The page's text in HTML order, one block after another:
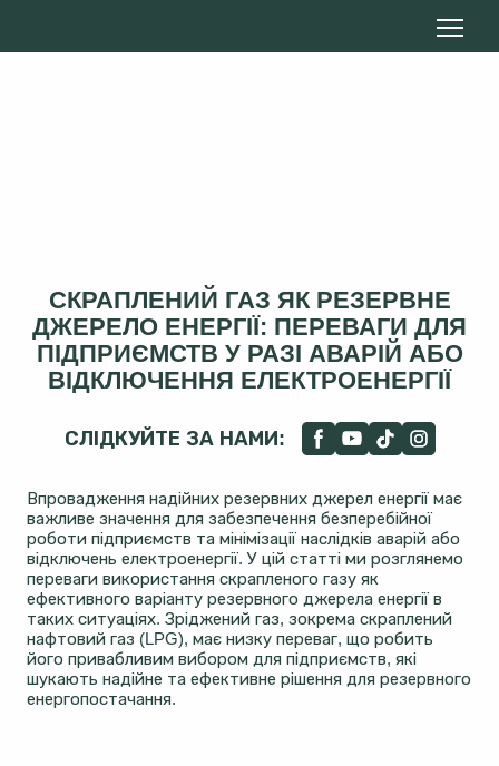
СКРАПЛЕНИЙ ГАЗ ЯК РЕЗЕРВНЕ
ДЖЕРЕЛО ЕНЕРГІЇ: ПЕРЕВАГИ ДЛЯ
ПІДПРИЄМСТВ У РАЗІ АВАРІЙ АБО
ВІДКЛЮЧЕННЯ ЕЛЕКТРОЕНЕРГІЇ
СЛІДКУЙТЕ ЗА НАМИ:
Впровадження надійних резервних джерел енергії має
важливе значення для забезпечення безперебійної
роботи підприємств та мінімізації наслідків аварій або
відключень електроенергії. У цій статті ми розглянемо
переваги використання скрапленого газу як
ефективного варіанту резервного джерела енергії в
таких ситуаціях. Зріджений газ, зокрема скраплений
нафтовий газ (LPG), має низку переваг, що робить
його привабливим вибором для підприємств, які
шукають надійне та ефективне рішення для резервного
енергопостачання.